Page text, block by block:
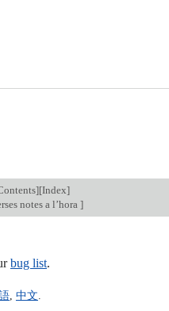
][Index]
notes a l’hora ]
bug list.
, 中文.